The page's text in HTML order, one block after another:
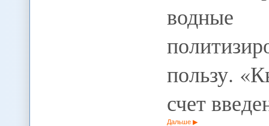
водные
пользу.
счет
Дальше